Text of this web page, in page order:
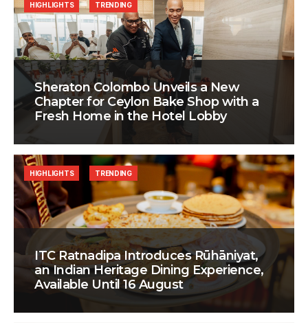
Sheraton Colombo Unveils a New
Chapter for Ceylon Bake Shop with a
Fresh Home in the Hotel Lobby
HIGHLIGHTS TRENDING
ITC Ratnadipa Introduces Rūhāniyat,
an Indian Heritage Dining Experience,
Available Until 16 August
HIGHLIGHTS TRENDING